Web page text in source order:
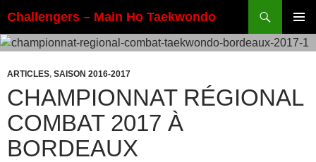
au
contenu
Challengers – Main Ho Taekwondo
MENU
ARTICLES, SAISON 2016-2017
CHAMPIONNAT RÉGIONAL
COMBAT 2017 À
BORDEAUX